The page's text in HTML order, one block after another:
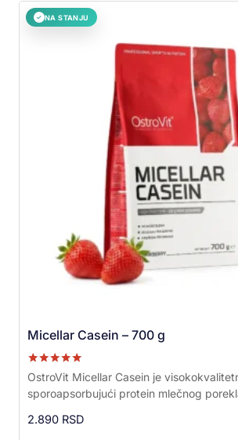
✓ NA STANJU
Micellar Casein – 700 g
Ocenjeno sa
5.00
od 5
OstroVit Micellar Casein je
sporoapsorbujući protein mlečnog
2.890 RSD